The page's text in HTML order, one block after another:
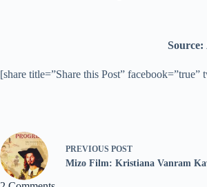
Source:
[share title=”Share this Post”
PREVIOUS POST
Mizo Film: Kristiana Vanram